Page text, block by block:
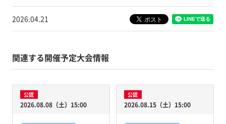
2026.04.21
関連する開催予定大会情報
公認
2026.08.08（土）15:00
公認
2026.08.15（土）15:00